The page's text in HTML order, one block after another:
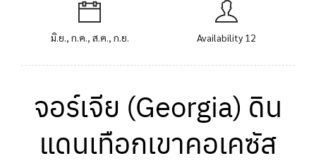
มิ.ย., ก.ค., ส.ค., ก.ย. Availability 12
จอร์เจีย (Georgia) ดิน
แดนเทือกเขาคอเคซัส